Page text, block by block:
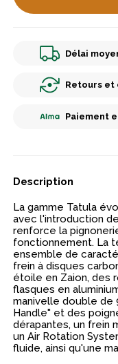
Délai
Retours et
Paiement
Description
La gamme Tatula
avec l'introduction
renforce la
fonctionnement. La
ensemble de
frein à disques
étoile en Zaion, des
flasques en
manivelle double de
Handle" et des
dérapantes, un frein
un Air Rotation
fluide, ainsi qu'une